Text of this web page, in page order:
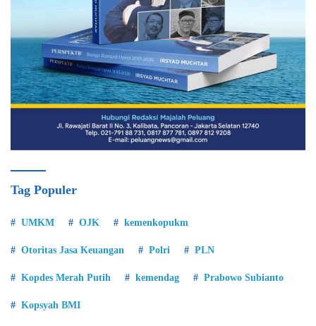
Tag Populer
UMKM OJK kemenkopukm
Otoritas Jasa Keuangan Polri PLN
Kopdes Merah Putih kemendag Prabowo Subianto
Kopsyah BMI